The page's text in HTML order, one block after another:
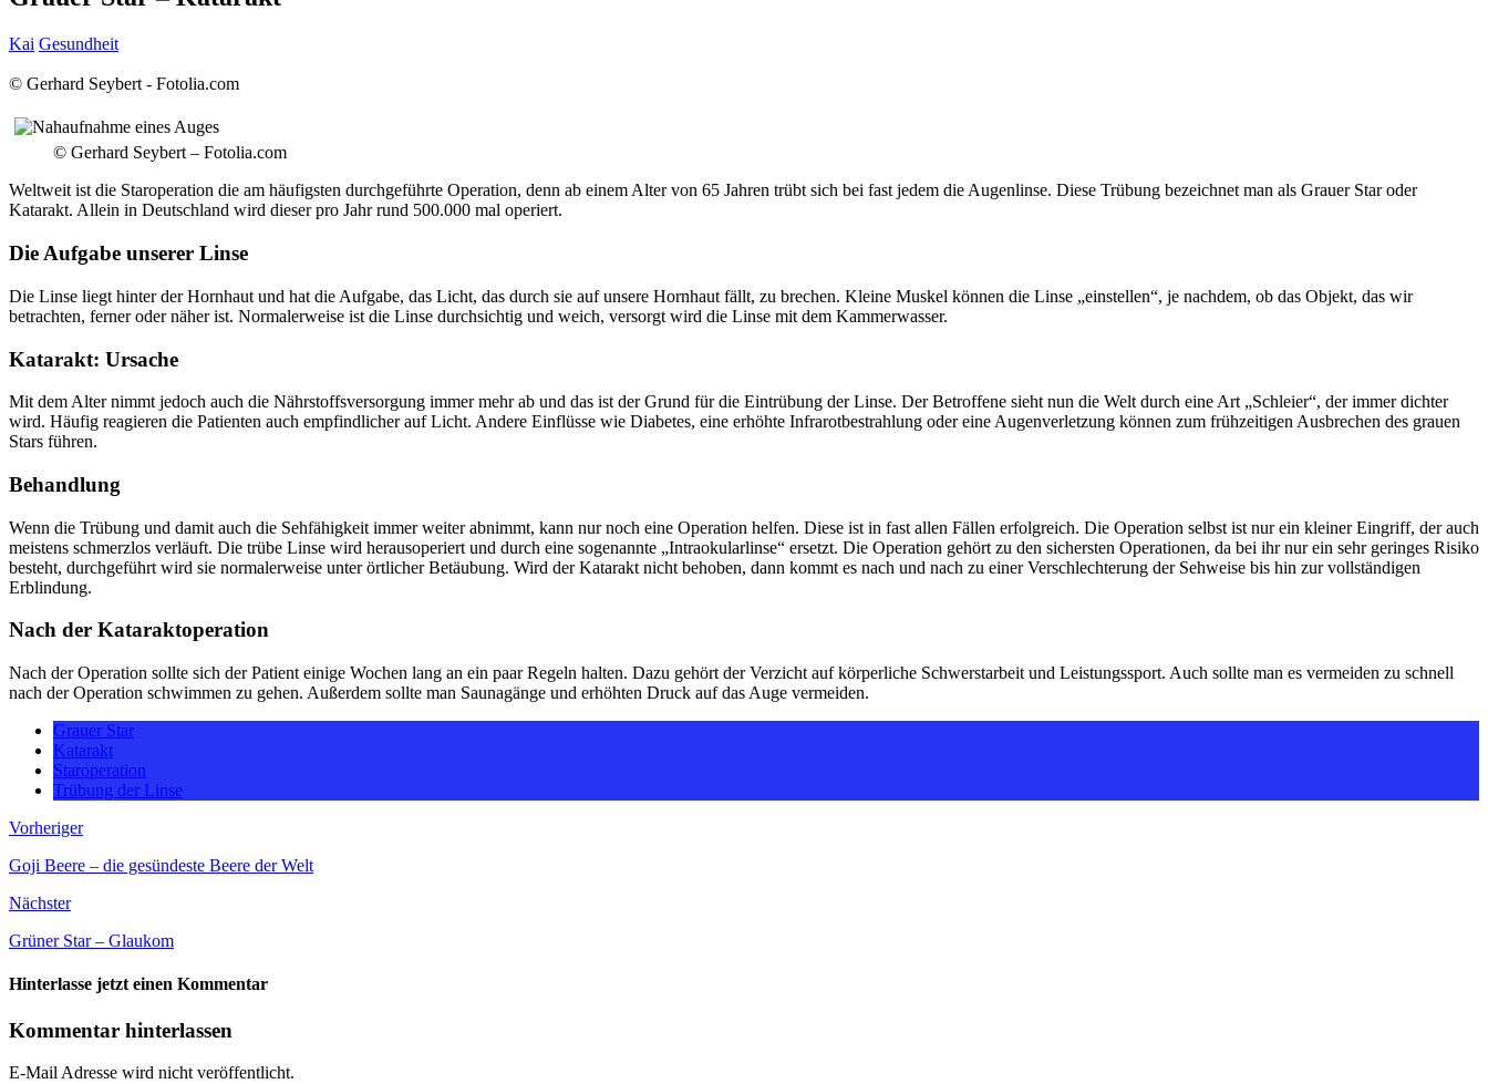
Kai Gesundheit
© Gerhard Seybert - Fotolia.com
© Gerhard Seybert – Fotolia.com
Weltweit ist die Staroperation die am häufigsten durchgeführte Operation, denn ab einem Alter von 65 Jahren trübt sich bei fast jedem die Augenlinse. Diese Trübung bezeichnet man als Grauer Star oder
Katarakt. Allein in Deutschland wird dieser pro Jahr rund 500.000 mal operiert.
Die Aufgabe unserer Linse
Die Linse liegt hinter der Hornhaut und hat die Aufgabe, das Licht, das durch sie auf unsere Hornhaut fällt, zu brechen. Kleine Muskel können die Linse „einstellen“, je nachdem, ob das Objekt, das wir
betrachten, ferner oder näher ist. Normalerweise ist die Linse durchsichtig und weich, versorgt wird die Linse mit dem Kammerwasser.
Katarakt: Ursache
Mit dem Alter nimmt jedoch auch die Nährstoffsversorgung immer mehr ab und das ist der Grund für die Eintrübung der Linse. Der Betroffene sieht nun die Welt durch eine Art „Schleier“, der immer dichter
wird. Häufig reagieren die Patienten auch empfindlicher auf Licht. Andere Einflüsse wie Diabetes, eine erhöhte Infrarotbestrahlung oder eine Augenverletzung können zum frühzeitigen Ausbrechen des grauen
Stars führen.
Behandlung
Wenn die Trübung und damit auch die Sehfähigkeit immer weiter abnimmt, kann nur noch eine Operation helfen. Diese ist in fast allen Fällen erfolgreich. Die Operation selbst ist nur ein kleiner Eingriff, der auch
meistens schmerzlos verläuft. Die trübe Linse wird herausoperiert und durch eine sogenannte „Intraokularlinse“ ersetzt. Die Operation gehört zu den sichersten Operationen, da bei ihr nur ein sehr geringes Risiko
besteht, durchgeführt wird sie normalerweise unter örtlicher Betäubung. Wird der Katarakt nicht behoben, dann kommt es nach und nach zu einer Verschlechterung der Sehweise bis hin zur vollständigen
Erblindung.
Nach der Kataraktoperation
Nach der Operation sollte sich der Patient einige Wochen lang an ein paar Regeln halten. Dazu gehört der Verzicht auf körperliche Schwerstarbeit und Leistungssport. Auch sollte man es vermeiden zu schnell
nach der Operation schwimmen zu gehen. Außerdem sollte man Saunagänge und erhöhten Druck auf das Auge vermeiden.
Grauer Star
Katarakt
Staroperation
Trübung der Linse
Vorheriger
Goji Beere – die gesündeste Beere der Welt
Nächster
Grüner Star – Glaukom
Hinterlasse jetzt einen Kommentar
Kommentar hinterlassen
E-Mail Adresse wird nicht veröffentlicht.